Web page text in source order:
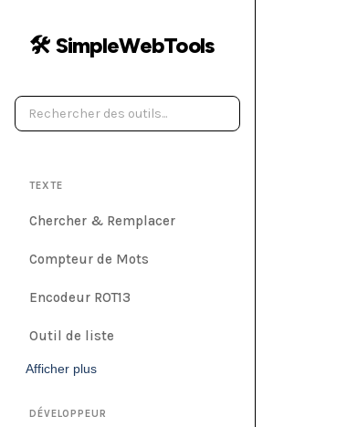
🛠️ SimpleWebTools
TEXTE
Chercher & Remplacer
Compteur de Mots
Encodeur ROT13
Outil de liste
Afficher plus
DÉVELOPPEUR